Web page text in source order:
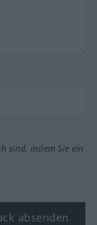
sind, indem Sie ein
absenden